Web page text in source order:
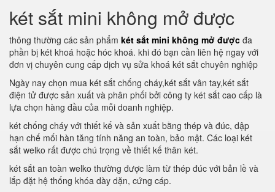
két sắt mini không mở được
thông thường các sản phẩm két sắt mini không mở được đa
phần bị két khoá hoặc hóc khoá. khi đó bạn cần liên hệ ngay với
đơn vị chuyên cung cấp dịch vụ sửa khoá két sắt chuyên nghiệp
Ngày nay chọn mua két sắt chống cháy,két sắt vân tay,két sắt
điện tử được sản xuất và phân phối bởi công ty két sắt cao cấp là
lựa chọn hàng đầu của mỗi doanh nghiệp.
két chống cháy với thiết kế và sản xuất bằng thép và đúc, dập
hạn chế mối hàn tăng tính năng an toàn, bảo mật. Các loại két
sắt welko rất được chú trọng về thiết kế thân két.
két sắt an toàn welko thường được làm từ thép đúc với bản lề và
lắp đặt hệ thống khóa dày dặn, cứng cáp.